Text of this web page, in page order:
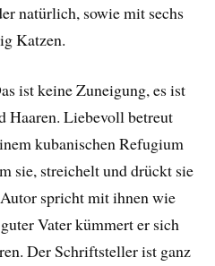
natürlich, sowie mit sechs
Katzen.
ist keine Zuneigung, es ist
Haaren. Liebevoll betreut
kubanischen Refugium
sie, streichelt und drückt sie
spricht mit ihnen wie
Vater kümmert er sich
Der Schriftsteller ist ganz